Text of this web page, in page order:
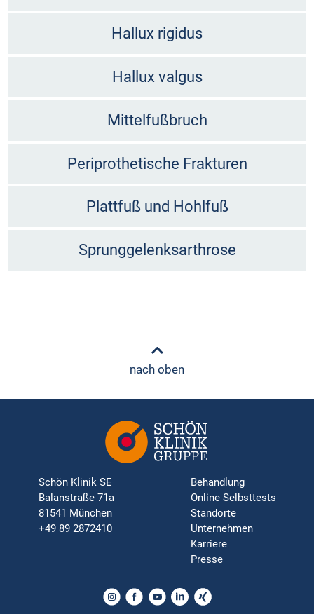
Hallux rigidus
Hallux valgus
Mittelfußbruch
Periprothetische Frakturen
Plattfuß und Hohlfuß
Sprunggelenksarthrose
nach oben
Schön Klinik SE
Balanstraße 71a
81541 München
+49 89 2872410
Behandlung
Online Selbsttests
Standorte
Unternehmen
Karriere
Presse